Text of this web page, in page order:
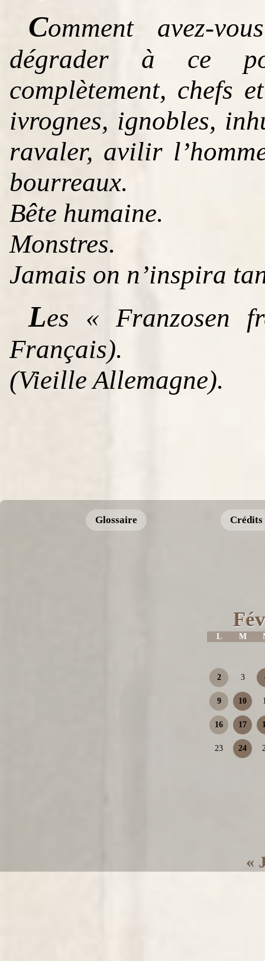
Comment avez-
dégrader à ce
complètement, chefs
ivrognes, ignobles,
ravaler, avilir
bourreaux.
Bête humaine.
Monstres.
Jamais on n’inspira
Les « Franzosen
Français).
(Vieille Allemagne).
Glossaire Crédits
L M
2 3
9 10
16 17
23 24
«